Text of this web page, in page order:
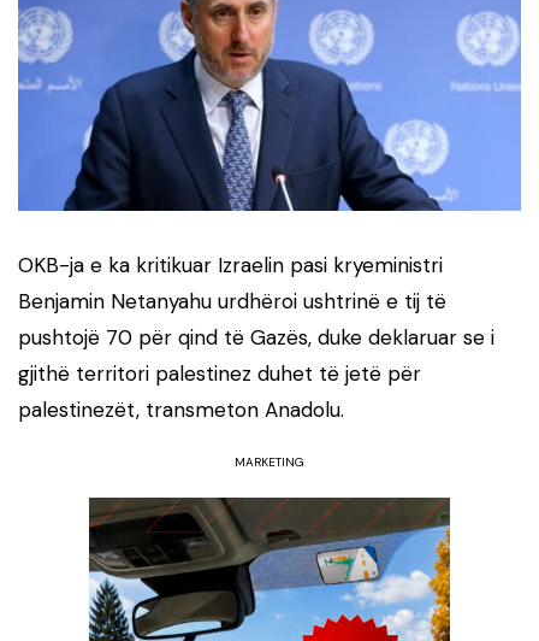
OKB-ja e ka kritikuar Izraelin pasi kryeministri
Benjamin Netanyahu urdhëroi ushtrinë e tij të
pushtojë 70 për qind të Gazës, duke deklaruar se i
gjithë territori palestinez duhet të jetë për
palestinezët, transmeton Anadolu.
MARKETING